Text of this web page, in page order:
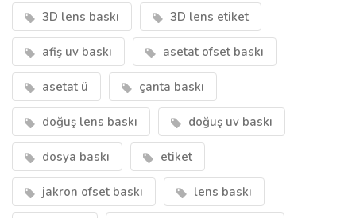
3D lens baskı 3D lens etiket
afiş uv baskı asetat ofset baskı
asetat ü çanta baskı
doğuş lens baskı doğuş uv baskı
dosya baskı etiket
jakron ofset baskı lens baskı